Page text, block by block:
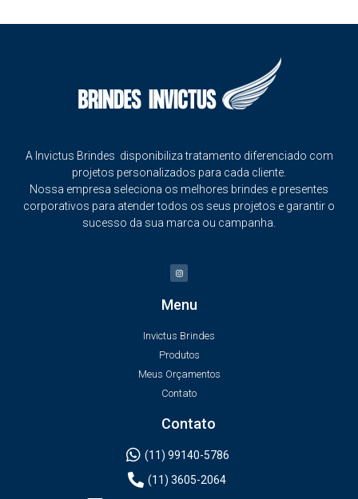
A Invictus Brindes disponibiliza tratamento diferenciado com
projetos personalizados para cada cliente.
Nossa empresa seleciona os melhores brindes e presentes
corporativos para atender todos os seus projetos e garantir o
sucesso da sua marca ou campanha.
Menu
Invictus Brindes
Produtos
Meus Orçamentos
Contato
Contato
(11) 99140-5786
(11) 3605-2064